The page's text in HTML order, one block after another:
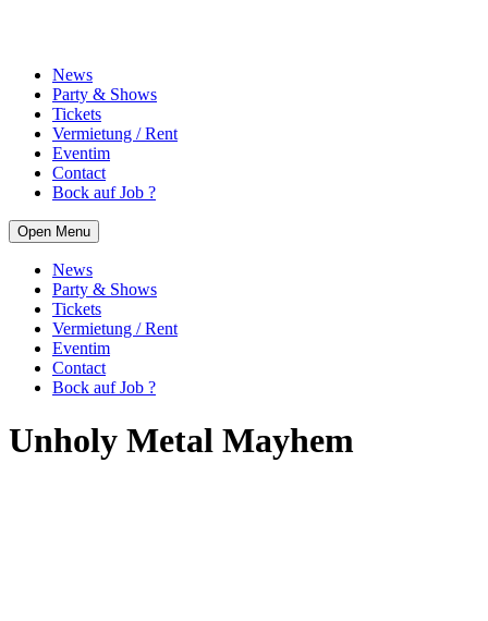
News
Party & Shows
Tickets
Vermietung / Rent
Eventim
Contact
Bock auf Job ?
Open Menu
News
Party & Shows
Tickets
Vermietung / Rent
Eventim
Contact
Bock auf Job ?
Unholy Metal Mayhem